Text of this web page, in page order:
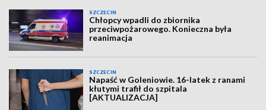
SZCZECIN
Chłopcy wpadli do zbiornika
przeciwpożarowego. Konieczna była
reanimacja
SZCZECIN
Napaść w Goleniowie. 16-latek z ranami
kłutymi trafił do szpitala
[AKTUALIZACJA]